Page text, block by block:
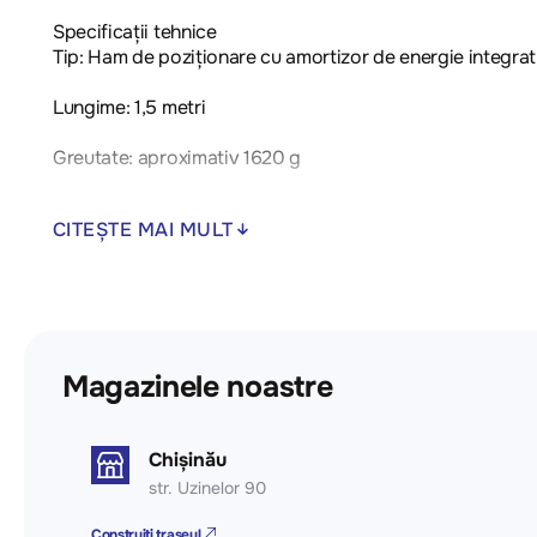
Specificații tehnice
Tip: Ham de poziționare cu amortizor de energie integrat
Lungime: 1,5 metri
Greutate: aproximativ 1620 g
Conectori:
Conector de bază: Oțel galvanizat, cu deschidere de 18
CITEȘTE MAI MULT
Magazinele noastre
Chișinău
str. Uzinelor 90